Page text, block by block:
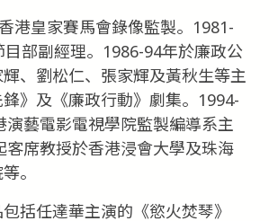
港皇家賽馬會錄像監製。1981-
部副經理。1986-94年於廉政公
、劉松仁、張家輝及黃秋生等主
》及《廉政行動》劇集。1994-
演藝電影電視學院監製編導系主
客席教授於香港浸會大學及珠海
。
括任達華主演的《慾火焚琴》